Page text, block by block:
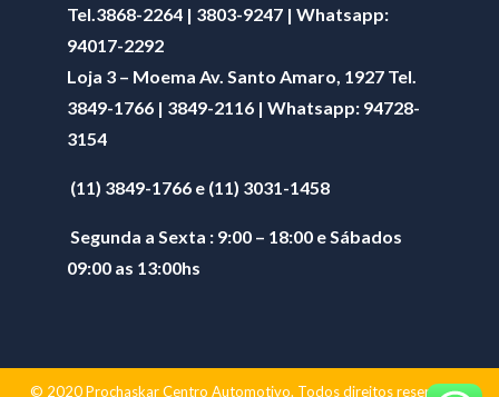
Tel.3868-2264 | 3803-9247 | Whatsapp:
94017-2292
Loja 3 – Moema Av. Santo Amaro, 1927 Tel.
3849-1766 | 3849-2116 | Whatsapp: 94728-
3154
(11) 3849-1766 e (11) 3031-1458
Segunda a Sexta : 9:00 – 18:00 e Sábados
09:00 as 13:00hs
© 2020 Prochaskar Centro Automotivo. Todos direitos reservados